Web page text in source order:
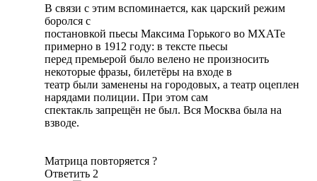
В связи с этим вспоминается, как царский режим
боролся с
постановкой пьесы Максима Горького во МХАТе
примерно в 1912 году: в тексте пьесы
перед премьерой было велено не произносить
некоторые фразы, билетёры на входе в
театр были заменены на городовых, а театр оцеплен
нарядами полиции. При этом сам
спектакль запрещён не был. Вся Москва была на
взводе.
Матрица повторяется ?
Ответить 2